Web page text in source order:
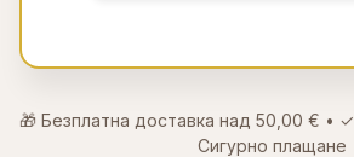
🎁 Безплатна доставка над 50,00 € • ✓
Сигурно плащане